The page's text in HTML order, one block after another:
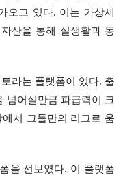
오고 있다. 이는 가상세
산을 통해 실생활과 동
라는 플랫폼이 있다. 출
넘어설만큼 파급력이 크
서 그들만의 리그로 움
을 선보였다. 이 플랫폼